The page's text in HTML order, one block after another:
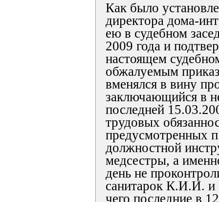
Как было
директора дома-
ею в судебном
2009 года и
настоящем
обжалуемым
вменялся в вину
заключающийся в
последней
трудовых
предусмотренных
должностной
медсестры, а
день не
санитарок К.И.И. и
чего последние в